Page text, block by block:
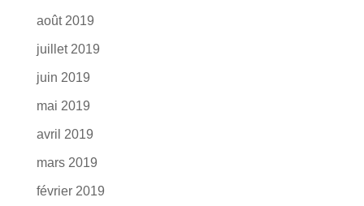
août 2019
juillet 2019
juin 2019
mai 2019
avril 2019
mars 2019
février 2019